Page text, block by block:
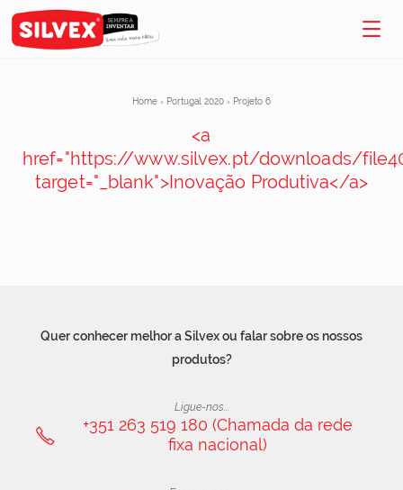
Home › Portugal 2020 › Projeto 6
<a
href="https://www.silvex.pt/downloads/
target="_blank">Inovação Produtiva</a>
Quer conhecer melhor a Silvex ou falar sobre os nossos
produtos?
Ligue-nos...
+351 263 519 180 (Chamada da rede
fixa nacional)